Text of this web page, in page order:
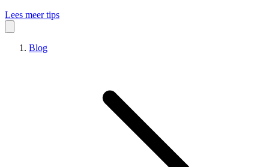
Lees meer tips
Blog